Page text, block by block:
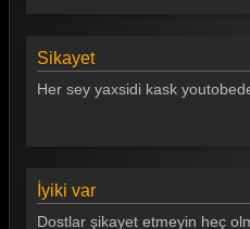
Sikayet
Her sey yaxsidi kask
İyiki var
Dostlar şikayet etmeyin heç